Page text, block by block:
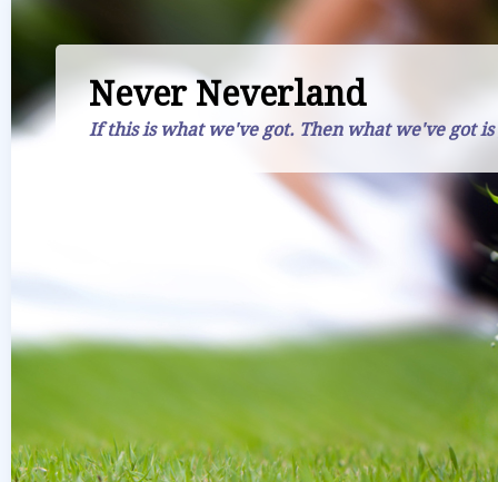
Never Neverland
If this is what we've got. Then what we've got is